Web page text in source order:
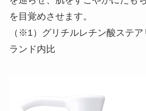
を目覚めさせます。
（※1）グリチルレチン酸ステ
ランド内比